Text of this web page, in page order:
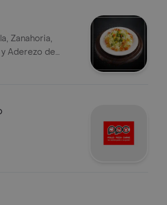
Zanahoria,
Aderezo de